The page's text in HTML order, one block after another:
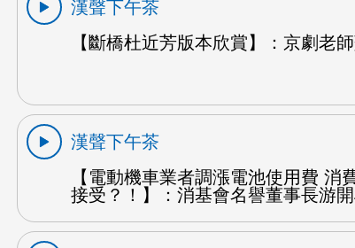
漢聲下午茶
【斷橋杜近芳版本欣賞】：京劇老
漢聲下午茶
【電動機車業者調漲電池使用費 消
接受？！】：消基會名譽董事長游